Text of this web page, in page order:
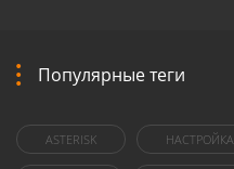
Популярные теги
ASTERISK НАСТРОЙКА